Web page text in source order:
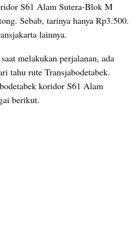
S61 Alam Sutera-Blok M
Sebab, tarinya hanya Rp3.500.
lainnya.
melakukan perjalanan, ada
tahu rute Transjabodetabek.
koridor S61 Alam
berikut.